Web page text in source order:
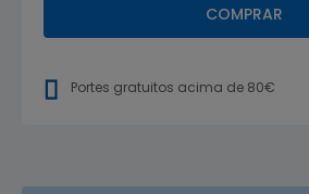
COMPRAR
Portes gratuitos acima de 80€